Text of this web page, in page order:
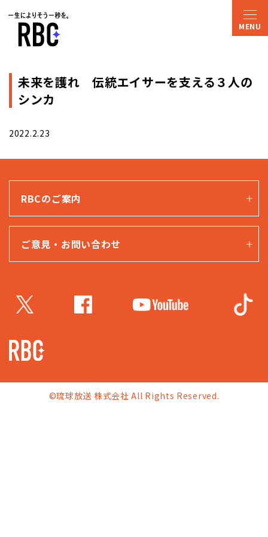
未来を護れ 伝統エイサーを支える３人の
シンカ
2022.2.23
RBCのご案内
ご意見・お問い合わせ
©琉球放送 株式会社 All Rights Reserved.